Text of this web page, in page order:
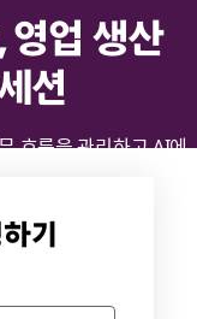
업 생산
션
흐름을 관리하고 AI에
니다.
기